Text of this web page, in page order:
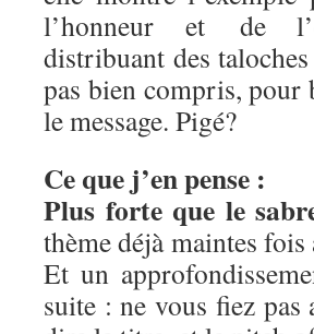
l’honneur et de
distribuant des
pas bien compris, pour
le message. Pigé?
Ce que j’en pense :
Plus forte que le
thème déjà maintes
Et un
suite : ne vous fiez pas